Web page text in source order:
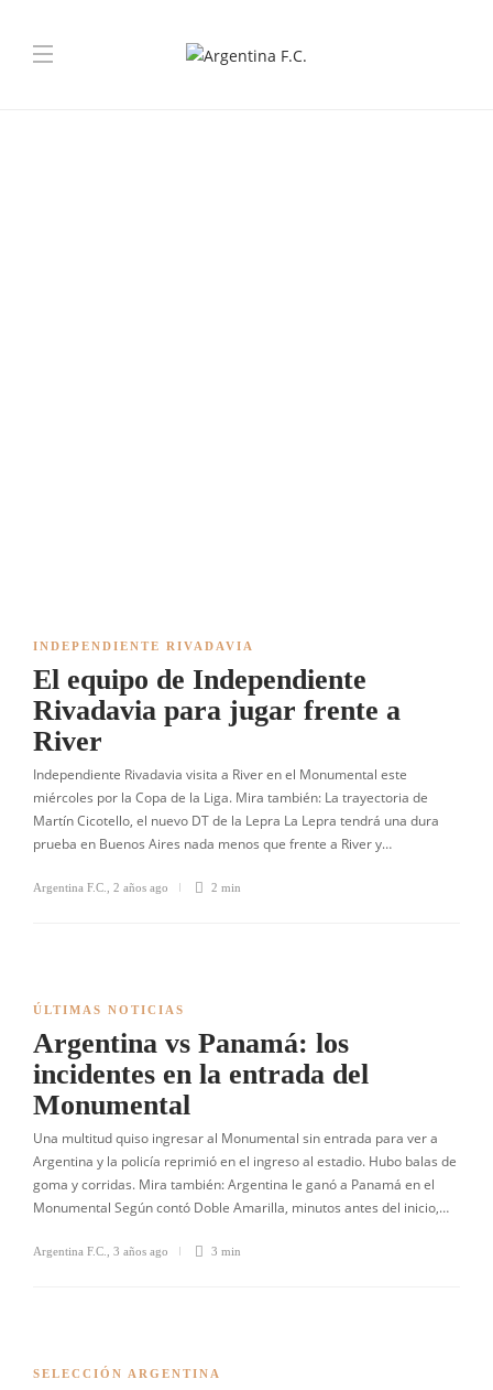
INDEPENDIENTE RIVADAVIA
El equipo de Independiente
Rivadavia para jugar frente a
River
Independiente Rivadavia visita a River en el Monumental este
miércoles por la Copa de la Liga. Mira también: La trayectoria de
Martín Cicotello, el nuevo DT de la Lepra La Lepra tendrá una dura
prueba en Buenos Aires nada menos que frente a River y…
Argentina F.C. 2 años ago 2 min
ÚLTIMAS NOTICIAS
Argentina vs Panamá: los
incidentes en la entrada del
Monumental
Una multitud quiso ingresar al Monumental sin entrada para ver a
Argentina y la policía reprimió en el ingreso al estadio. Hubo balas de
goma y corridas. Mira también: Argentina le ganó a Panamá en el
Monumental Según contó Doble Amarilla, minutos antes del inicio,…
Argentina F.C. 3 años ago 3 min
SELECCIÓN ARGENTINA